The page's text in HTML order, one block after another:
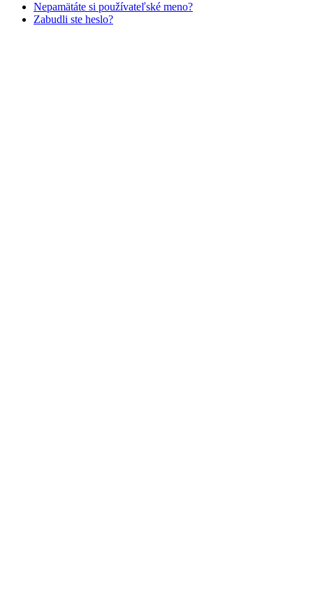
Nepamätáte si používateľské meno?
Zabudli ste heslo?